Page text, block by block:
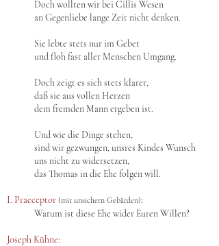
Doch wollten wir bei Cillis Wesen
an Gegenliebe lange Zeit nicht denken.
Sie lebte stets nur im Gebet
und floh fast aller Menschen Umgang.
Doch zeigt es sich stets klarer,
daß sie aus vollen Herzen
dem fremden Mann ergeben ist.
Und wie die Dinge stehen,
sind wir gezwungen, unsres Kindes Wunsch
uns nicht zu widersetzen,
das Thomas in die Ehe folgen will.
I. Praeceptor (mit unsichern Gebärden):
Warum ist diese Ehe wider Euren Willen?
Joseph Kühne: